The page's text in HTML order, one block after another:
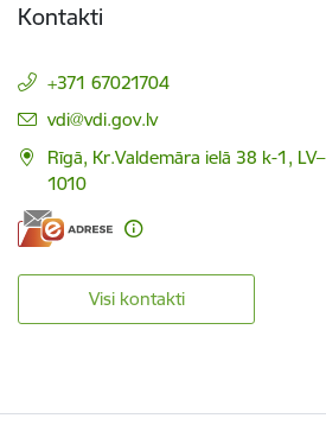
Kontakti
+371 67021704
E-pasts:
vdi@vdi.gov.lv
Rīgā, Kr.Valdemāra ielā 38 k-1, LV–
1010
Visi kontakti